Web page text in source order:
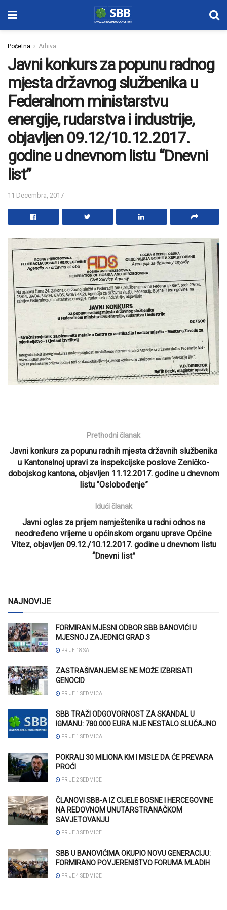
Početna Arhiva
Javni konkurs za popunu radnog
mjesta državnog službenika u
Federalnom ministarstvu
energije, rudarstva i industrije,
objavljen 09.12/10.12.2017.
godine u dnevnom listu “Dnevni
list”
11 Decembra, 2017
Prethodni članak
Javni konkurs za popunu radnih mjesta državnih službenika
u Kantonalnoj upravi za inspekcijske poslove Zeničko-
dobojskog kantona, objavljen 11.12.2017. godine u dnevnom
listu “Oslobođenje”
Idući članak
Javni oglas za prijem namještenika u radni odnos na
neodređeno vrijeme u općinskom organu uprave Općine
Vitez, objavljen 09.12./10.12.2017. godine u dnevnom listu
“Dnevni list”
NAJNOVIJE
FORMIRAN MJESNI ODBOR SBB BANOVIĆI U
MJESNOJ ZAJEDNICI GRAD 3
PRIJE 18 SATI
ZASTRAŠIVANJEM SE NE MOŽE IZBRISATI
GENOCID
PRIJE 1 SEDMICA
SBB TRAŽI ODGOVORNOST ZA SKANDAL U
IGMANU: 780.000 EURA NIJE NESTALO SLUČAJNO
PRIJE 1 SEDMICA
POKRALI 30 MILIONA KM I MISLE DA ĆE PREVARA
PROĆI
PRIJE 2 SEDMICE
ČLANOVI SBB-A IZ CIJELE BOSNE I HERCEGOVINE
NA REDOVNOM UNUTARSTRANAČKOM
SAVJETOVANJU
PRIJE 3 SEDMICE
SBB U BANOVIĆIMA OKUPIO NOVU GENERACIJU:
FORMIRANO POVJERENIŠTVO FORUMA MLADIH
PRIJE 4 SEDMICE